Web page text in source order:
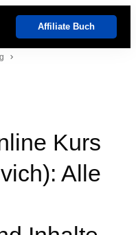
Affiliate Buch
Kurs
Alle